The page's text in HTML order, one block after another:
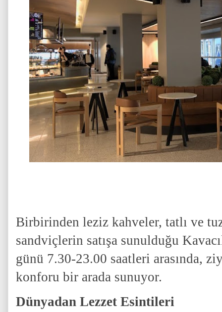
Birbirinden leziz kahveler, tatlı ve
sandviçlerin satışa sunulduğu
günü 7.30-23.00 saatleri arasında,
konforu bir arada sunuyor.
Dünyadan Lezzet Esintileri